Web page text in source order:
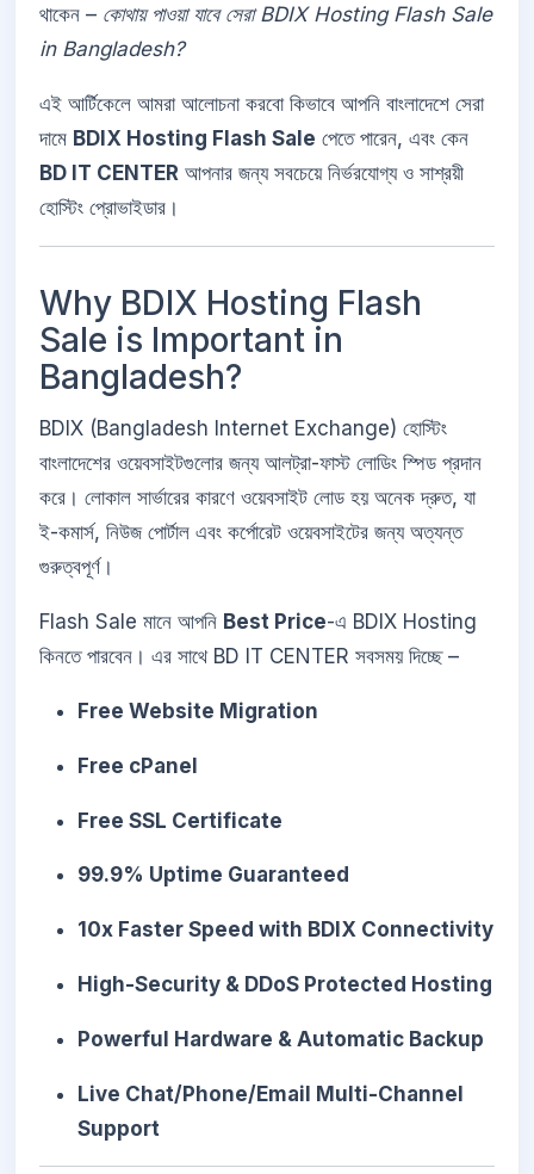
থাকেন – কোথায় পাওয়া যাবে সেরা BDIX Hosting Flash Sale
in Bangladesh?
এই আর্টিকেলে আমরা আলোচনা করবো কিভাবে আপনি বাংলাদেশে সেরা
দামে BDIX Hosting Flash Sale পেতে পারেন, এবং কেন
BD IT CENTER আপনার জন্য সবচেয়ে নির্ভরযোগ্য ও সাশ্রয়ী
হোস্টিং প্রোভাইডার।
Why BDIX Hosting Flash
Sale is Important in
Bangladesh?
BDIX (Bangladesh Internet Exchange) হোস্টিং
বাংলাদেশের ওয়েবসাইটগুলোর জন্য আলট্রা-ফাস্ট লোডিং স্পিড প্রদান
করে। লোকাল সার্ভারের কারণে ওয়েবসাইট লোড হয় অনেক দ্রুত, যা
ই-কমার্স, নিউজ পোর্টাল এবং কর্পোরেট ওয়েবসাইটের জন্য অত্যন্ত
গুরুত্বপূর্ণ।
Flash Sale মানে আপনি Best Price-এ BDIX Hosting
কিনতে পারবেন। এর সাথে BD IT CENTER সবসময় দিচ্ছে –
Free Website Migration
Free cPanel
Free SSL Certificate
99.9% Uptime Guaranteed
10x Faster Speed with BDIX Connectivity
High-Security & DDoS Protected Hosting
Powerful Hardware & Automatic Backup
Live Chat/Phone/Email Multi-Channel
Support